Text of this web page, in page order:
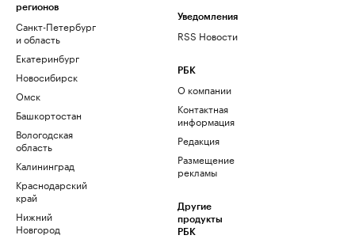
регионов
Санкт-Петербург
и область
Екатеринбург
Новосибирск
Омск
Башкортостан
Вологодская
область
Калининград
Краснодарский
край
Нижний
Новгород
Уведомления
RSS Новости
РБК
О компании
Контактная
информация
Редакция
Размещение
рекламы
Другие
продукты
РБК